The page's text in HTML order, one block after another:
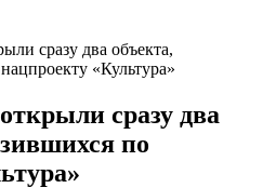
сразу два объекта,
«Культура»
сразу два
по